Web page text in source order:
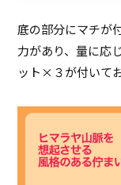
底の部分にマチが
力があり、量に応
ット×３が付いて